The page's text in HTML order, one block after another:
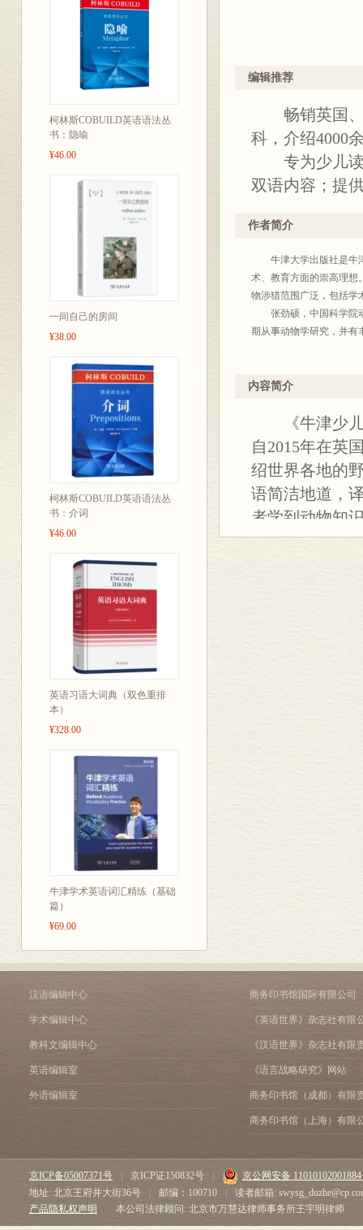
柯林斯COBUILD英语语法丛
书：隐喻
¥46.00
一间自己的房间
¥38.00
柯林斯COBUILD英语语法丛
书：介词
¥46.00
英语习语大词典（双色重排
本）
¥328.00
牛津学术英语词汇精练（基础
篇）
¥69.00
编辑推荐
畅销英国、
科，介绍4000
专为少儿
双语内容；提
作者简介
牛津大学出版社是牛津
术、教育方面的崇高理想
物涉猎范围广泛，包括学
张劲硕，中国科学院动
期从事动物学研究，并有
内容简介
《牛津少儿
自2015年在英
绍世界各地的
语简洁地道，
者学到动物知
商务印书馆从
汉语编辑中心
学术编辑中心
教科文编辑中心
英语编辑室
外语编辑室
商务印书馆国际有限公司
《英语世界》杂志社有限
《汉语世界》杂志社有限
《语言战略研究》网站
商务印书馆（成都）有限
商务印书馆（上海）有限
京ICP备05007371号 京ICP证150832号
京公网安备
地址: 北京王府井大街36号
邮编：100710
读者邮箱:
产品隐私权声明
本公司法律顾问: 北京市万慧达律师事务所王宇明律师